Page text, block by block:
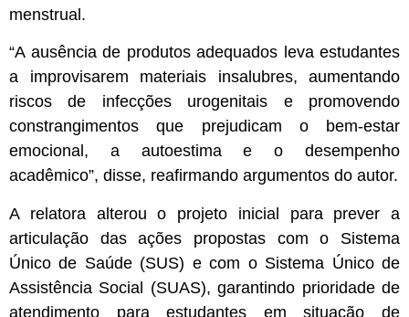
menstrual.
“A ausência de produtos adequados leva estudantes
a improvisarem materiais insalubres, aumentando
riscos de infecções urogenitais e promovendo
constrangimentos que prejudicam o bem-estar
emocional, a autoestima e o desempenho
acadêmico”, disse, reafirmando argumentos do autor.
A relatora alterou o projeto inicial para prever a
articulação das ações propostas com o Sistema
Único de Saúde (SUS) e com o Sistema Único de
Assistência Social (SUAS), garantindo prioridade de
atendimento para estudantes em situação de